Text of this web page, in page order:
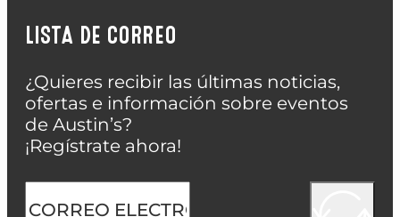
LISTA DE CORREO
¿Quieres recibir las últimas noticias,
ofertas e información sobre eventos
de Austin’s?
¡Regístrate ahora!